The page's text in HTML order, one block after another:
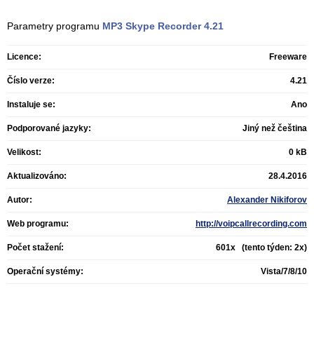
Parametry programu MP3 Skype Recorder 4.21
Licence: Freeware
Číslo verze: 4.21
Instaluje se: Ano
Podporované jazyky: Jiný než čeština
Velikost: 0 kB
Aktualizováno: 28.4.2016
Autor: Alexander Nikiforov
Web programu: http://voipcallrecording.com
Počet stažení: 601x (tento týden: 2x)
Operační systémy: Vista/7/8/10